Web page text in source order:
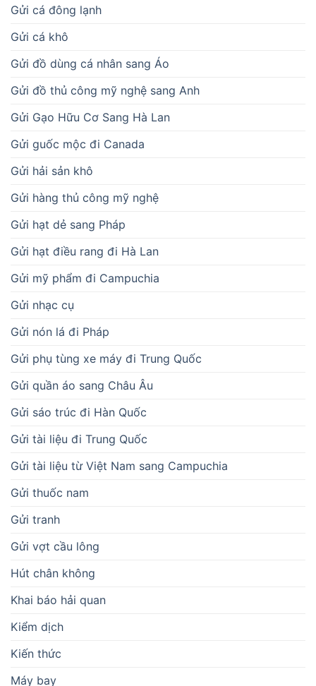
Gửi cá đông lạnh
Gửi cá khô
Gửi đồ dùng cá nhân sang Áo
Gửi đồ thủ công mỹ nghệ sang Anh
Gửi Gạo Hữu Cơ Sang Hà Lan
Gửi guốc mộc đi Canada
Gửi hải sản khô
Gửi hàng thủ công mỹ nghệ
Gửi hạt dẻ sang Pháp
Gửi hạt điều rang đi Hà Lan
Gửi mỹ phẩm đi Campuchia
Gửi nhạc cụ
Gửi nón lá đi Pháp
Gửi phụ tùng xe máy đi Trung Quốc
Gửi quần áo sang Châu Âu
Gửi sáo trúc đi Hàn Quốc
Gửi tài liệu đi Trung Quốc
Gửi tài liệu từ Việt Nam sang Campuchia
Gửi thuốc nam
Gửi tranh
Gửi vợt cầu lông
Hút chân không
Khai báo hải quan
Kiểm dịch
Kiến thức
Máy bay